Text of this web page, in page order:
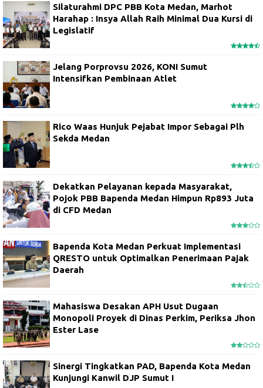
Silaturahmi DPC PBB Kota Medan, Marhot
Harahap : Insya Allah Raih Minimal Dua Kursi di
Legislatif
Jelang Porprovsu 2026, KONI Sumut
Intensifkan Pembinaan Atlet
Rico Waas Hunjuk Pejabat Impor Sebagai Plh
Sekda Medan
Dekatkan Pelayanan kepada Masyarakat,
Pojok PBB Bapenda Medan Himpun Rp893 Juta
di CFD Medan
Bapenda Kota Medan Perkuat Implementasi
QRESTO untuk Optimalkan Penerimaan Pajak
Daerah
Mahasiswa Desakan APH Usut Dugaan
Monopoli Proyek di Dinas Perkim, Periksa Jhon
Ester Lase
Sinergi Tingkatkan PAD, Bapenda Kota Medan
Kunjungi Kanwil DJP Sumut I